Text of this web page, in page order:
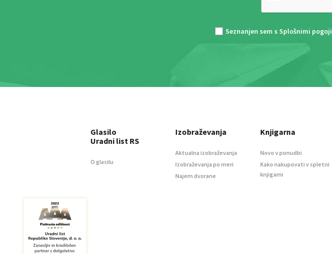
Seznanjen sem s Splošnimi pogoji
Glasilo
Uradni list RS
O glasilu
Izobraževanja
Aktualna izobraževanja
Izobraževanja po meri
Najem dvorane
Knjigarna
Novo v ponudbi
Kako nakupovati v spletni
knjigarni